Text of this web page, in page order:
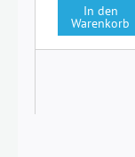
In den
Warenkorb